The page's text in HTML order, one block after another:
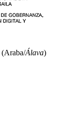
(Araba/Álava)